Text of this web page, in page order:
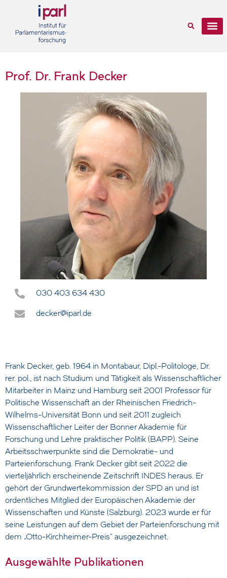
Prof. Dr. Frank Decker
030 403 634 430
decker@iparl.de
Frank Decker, geb. 1964 in Montabaur, Dipl.-Politologe, Dr.
rer. pol., ist nach Studium und Tätigkeit als Wissenschaftlicher
Mitarbeiter in Mainz und Hamburg seit 2001 Professor für
Politische Wissenschaft an der Rheinischen Friedrich-
Wilhelms-Universität Bonn und seit 2011 zugleich
Wissenschaftlicher Leiter der Bonner Akademie für
Forschung und Lehre praktischer Politik (BAPP). Seine
Arbeitsschwerpunkte sind die Demokratie- und
Parteienforschung. Frank Decker gibt seit 2022 die
vierteljährlich erscheinende Zeitschrift INDES heraus. Er
gehört der Grundwertekommission der SPD an und ist
ordentliches Mitglied der Europäischen Akademie der
Wissenschaften und Künste (Salzburg). 2023 wurde er für
seine Leistungen auf dem Gebiet der Parteienforschung mit
dem „Otto-Kirchheimer-Preis“ ausgezeichnet.
Ausgewählte Publikationen